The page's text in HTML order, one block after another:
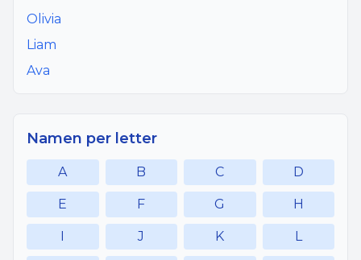
Olivia
Liam
Ava
Namen per letter
A B C D
E F G H
I J K L